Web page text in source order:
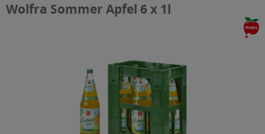
Wolfra Sommer Apfel 6 x 1l